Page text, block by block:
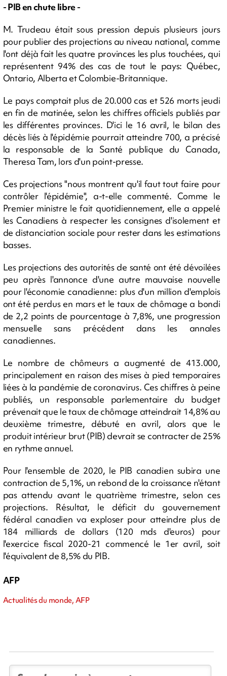
- PIB en chute libre -
M. Trudeau était sous pression depuis plusieurs jours
pour publier des projections au niveau national, comme
l'ont déjà fait les quatre provinces les plus touchées, qui
représentent 94% des cas de tout le pays: Québec,
Ontario, Alberta et Colombie-Britannique.
Le pays comptait plus de 20.000 cas et 526 morts jeudi
en fin de matinée, selon les chiffres officiels publiés par
les différentes provinces. D'ici le 16 avril, le bilan des
décès liés à l'épidémie pourrait atteindre 700, a précisé
la responsable de la Santé publique du Canada,
Theresa Tam, lors d'un point-presse.
Ces projections "nous montrent qu'il faut tout faire pour
contrôler l'épidémie", a-t-elle commenté. Comme le
Premier ministre le fait quotidiennement, elle a appelé
les Canadiens à respecter les consignes d'isolement et
de distanciation sociale pour rester dans les estimations
basses.
Les projections des autorités de santé ont été dévoilées
peu après l'annonce d'une autre mauvaise nouvelle
pour l'économie canadienne: plus d'un million d'emplois
ont été perdus en mars et le taux de chômage a bondi
de 2,2 points de pourcentage à 7,8%, une progression
mensuelle sans précédent dans les annales
canadiennes.
Le nombre de chômeurs a augmenté de 413.000,
principalement en raison des mises à pied temporaires
liées à la pandémie de coronavirus. Ces chiffres à peine
publiés, un responsable parlementaire du budget
prévenait que le taux de chômage atteindrait 14,8% au
deuxième trimestre, débuté en avril, alors que le
produit intérieur brut (PIB) devrait se contracter de 25%
en rythme annuel.
Pour l'ensemble de 2020, le PIB canadien subira une
contraction de 5,1%, un rebond de la croissance n'étant
pas attendu avant le quatrième trimestre, selon ces
projections. Résultat, le déficit du gouvernement
fédéral canadien va exploser pour atteindre plus de
184 milliards de dollars (120 mds d'euros) pour
l'exercice fiscal 2020-21 commencé le 1er avril, soit
l'équivalent de 8,5% du PIB.
AFP
Actualités du monde, AFP